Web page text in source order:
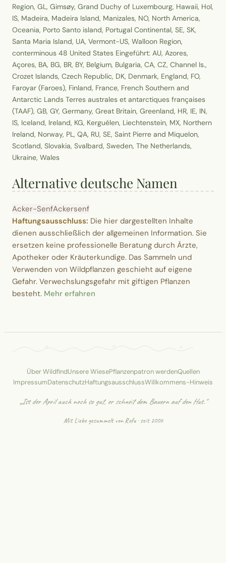
Region, GL, Gimsøy, Grand Duchy of Luxembourg, Hawaii, Hol,
IS, Madeira, Madeira Island, Manizales, NO, North America,
Oceania, Porto Santo island, Portugal Continental, SE, SK,
Santa Maria Island, UA, Vermont-US, Walloon Region,
conterminous 48 United States Eingeführt: AU, Azores,
Açores, BA, BG, BR, BY, Belgium, Bulgaria, CA, CZ, Channel Is.,
Crozet Islands, Czech Republic, DK, Denmark, England, FO,
Faroyar (Faroes), Finland, France, French Southern and
Antarctic Lands Terres australes et antarctiques françaises
(TAAF), GB, GY, Germany, Great Britain, Greenland, HR, IE, IN,
IS, Iceland, Ireland, KG, Kerguélen, Liechtenstein, MX, Northern
Ireland, Norway, PL, QA, RU, SE, Saint Pierre and Miquelon,
Scotland, Slovakia, Svalbard, Sweden, The Netherlands,
Ukraine, Wales
Alternative deutsche Namen
Acker-SenfAckersenf
Haftungsausschluss: Die hier dargestellten Inhalte
dienen ausschließlich der allgemeinen Information. Sie
ersetzen keine professionelle Beratung durch Ärzte,
Apotheker oder Kräuterkundige. Das Sammeln und
Verwenden von Wildpflanzen geschieht auf eigene
Gefahr. Verwechslungsgefahr mit giftigen Pflanzen
besteht. Mehr erfahren
Über WildfindUnsere WiesePflanzenpatron werdenQuellen
ImpressumDatenschutzHaftungsausschlussWillkommens-Hinweis
„Ist der April auch noch so gut, er schneit dem Bauern auf den Hut."
Mit Liebe gesammelt vonRofu· seit 2006